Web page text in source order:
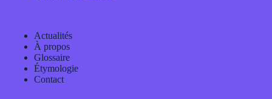
Actualités
À propos
Glossaire
Étymologie
Contact